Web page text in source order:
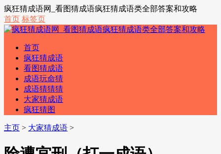
疯狂猜成语网_看图猜成语疯狂猜成语类全部答案和攻略
首页 标签页
首页
疯狂猜成语
看图猜成语
成语玩命猜
成语猜猜猜
大家猜成语
疯狂猜图
主页 > 大家猜成语 >